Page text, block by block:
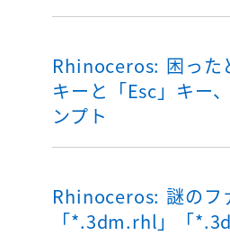
Rhinoceros: 困った
キーと「Esc」キー
ンプト
Rhinoceros: 謎のフ
「*.3dm.rhl」「